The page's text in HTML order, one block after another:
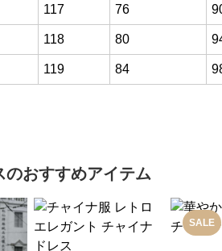
117 76
118 80
119 84
のおすすめアイテム
SALE